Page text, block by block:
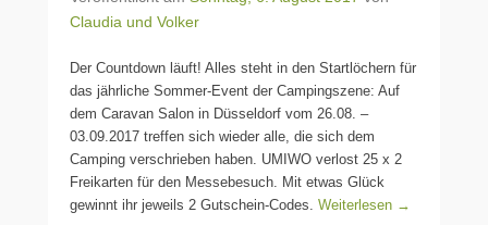
Claudia und Volker
Der Countdown läuft! Alles steht in den Startlöchern für
das jährliche Sommer-Event der Campingszene: Auf
dem Caravan Salon in Düsseldorf vom 26.08. –
03.09.2017 treffen sich wieder alle, die sich dem
Camping verschrieben haben. UMIWO verlost 25 x 2
Freikarten für den Messebesuch. Mit etwas Glück
gewinnt ihr jeweils 2 Gutschein-Codes. Weiterlesen →